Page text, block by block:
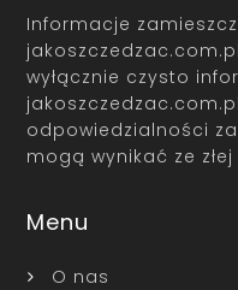
Informacje
wyłącznie czysto
odpowiedzialności
mogą wynikać ze
Menu
O nas